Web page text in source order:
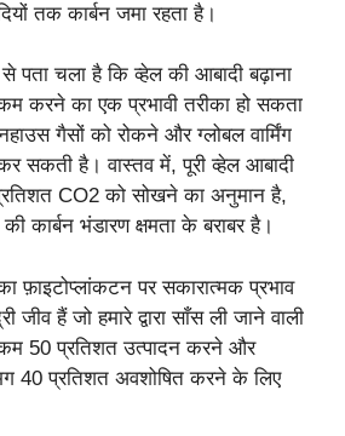
तक कार्बन जमा रहता है।
चला है कि व्हेल की आबादी बढ़ाना
करने का एक प्रभावी तरीका हो सकता
गैसों को रोकने और ग्लोबल वार्मिंग
सकती है। वास्तव में, पूरी व्हेल आबादी
CO2 को सोखने का अनुमान है,
कार्बन भंडारण क्षमता के बराबर है।
फ़ाइटोप्लांकटन पर सकारात्मक प्रभाव
जीव हैं जो हमारे द्वारा साँस ली जाने वाली
50 प्रतिशत उत्पादन करने और
40 प्रतिशत अवशोषित करने के लिए